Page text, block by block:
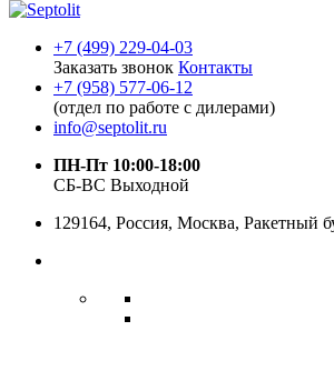
+7 (499) 229-04-03
Заказать звонок Контакты
+7 (958) 577-06-12
(отдел по работе с дилерами)
info@septolit.ru
ПН-Пт 10:00-18:00
СБ-ВС Выходной
129164, Россия, Москва, Ракетный